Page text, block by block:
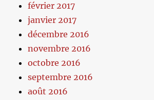
février 2017
janvier 2017
décembre 2016
novembre 2016
octobre 2016
septembre 2016
août 2016